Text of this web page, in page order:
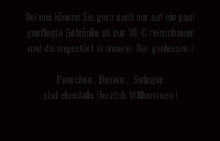
Bei uns können Sie gern auch nur auf ein paar
gepflegte Getränke ab nur 10,-€ reinschauen
und die ungestört in unserer Bar geniessen !
Paerchen , Damen , Swinger
sind ebenfalls Herzlich Willkommen !